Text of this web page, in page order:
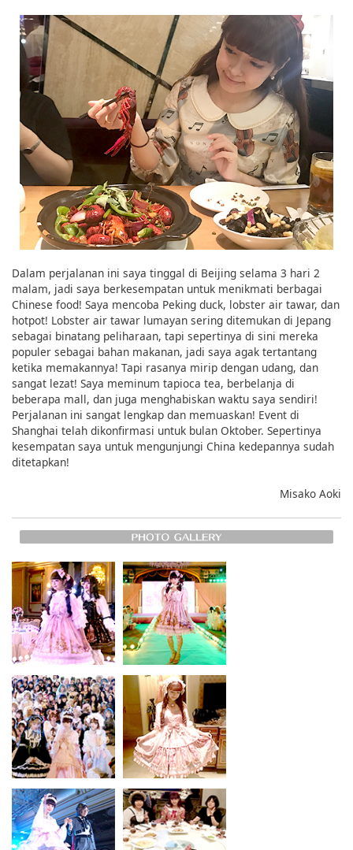
Dalam perjalanan ini saya tinggal di Beijing selama 3 hari 2
malam, jadi saya berkesempatan untuk menikmati berbagai
Chinese food! Saya mencoba Peking duck, lobster air tawar, dan
hotpot! Lobster air tawar lumayan sering ditemukan di Jepang
sebagai binatang peliharaan, tapi sepertinya di sini mereka
populer sebagai bahan makanan, jadi saya agak tertantang
ketika memakannya! Tapi rasanya mirip dengan udang, dan
sangat lezat! Saya meminum tapioca tea, berbelanja di
beberapa mall, dan juga menghabiskan waktu saya sendiri!
Perjalanan ini sangat lengkap dan memuaskan! Event di
Shanghai telah dikonfirmasi untuk bulan Oktober. Sepertinya
kesempatan saya untuk mengunjungi China kedepannya sudah
ditetapkan!
Misako Aoki